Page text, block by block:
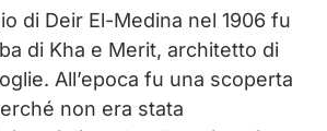
di Deir El-Medina nel 1906 fu
di Kha e Merit, architetto di
All’epoca fu una scoperta
non era stata